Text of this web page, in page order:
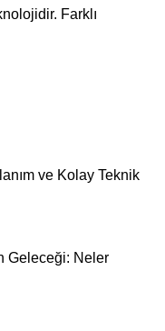
Farklı
ve Kolay Teknik
Geleceği: Neler